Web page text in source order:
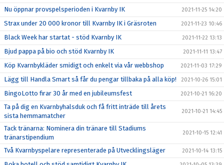
Nu öppnar provspelsperioden i Kvarnby IK 2021-11-25 14:20
Strax under 20 000 kronor till Kvarnby IK i Gräsroten 2021-11-23 10:46
Black Week har startat - stöd Kvarnby IK 2021-11-22 13:13
Bjud pappa på bio och stöd Kvarnby IK 2021-11-11 13:47
Köp Kvarnbykläder smidigt och enkelt via vår webbshop 2021-11-03 17:29
Lägg till Handla Smart så får du pengar tillbaka på alla köp! 2021-10-26 15:01
BingoLotto firar 30 år med en jubileumsfest 2021-10-21 16:20
Ta på dig en Kvarnbyhalsduk och få fritt inträde till årets
sista hemmamatcher
2021-10-21 14:45
Tack tränarna: Nominera din tränare till Stadiums
tränarstipendium
2021-10-15 12:41
Två Kvarnbyspelare representerade på Utvecklingsläger 2021-10-14 13:15